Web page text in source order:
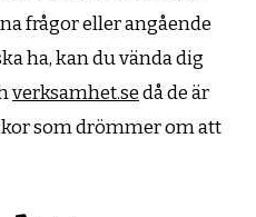
frågor eller angående
ha, kan du vända dig
verksamhet.sedå de är
som drömmer om att